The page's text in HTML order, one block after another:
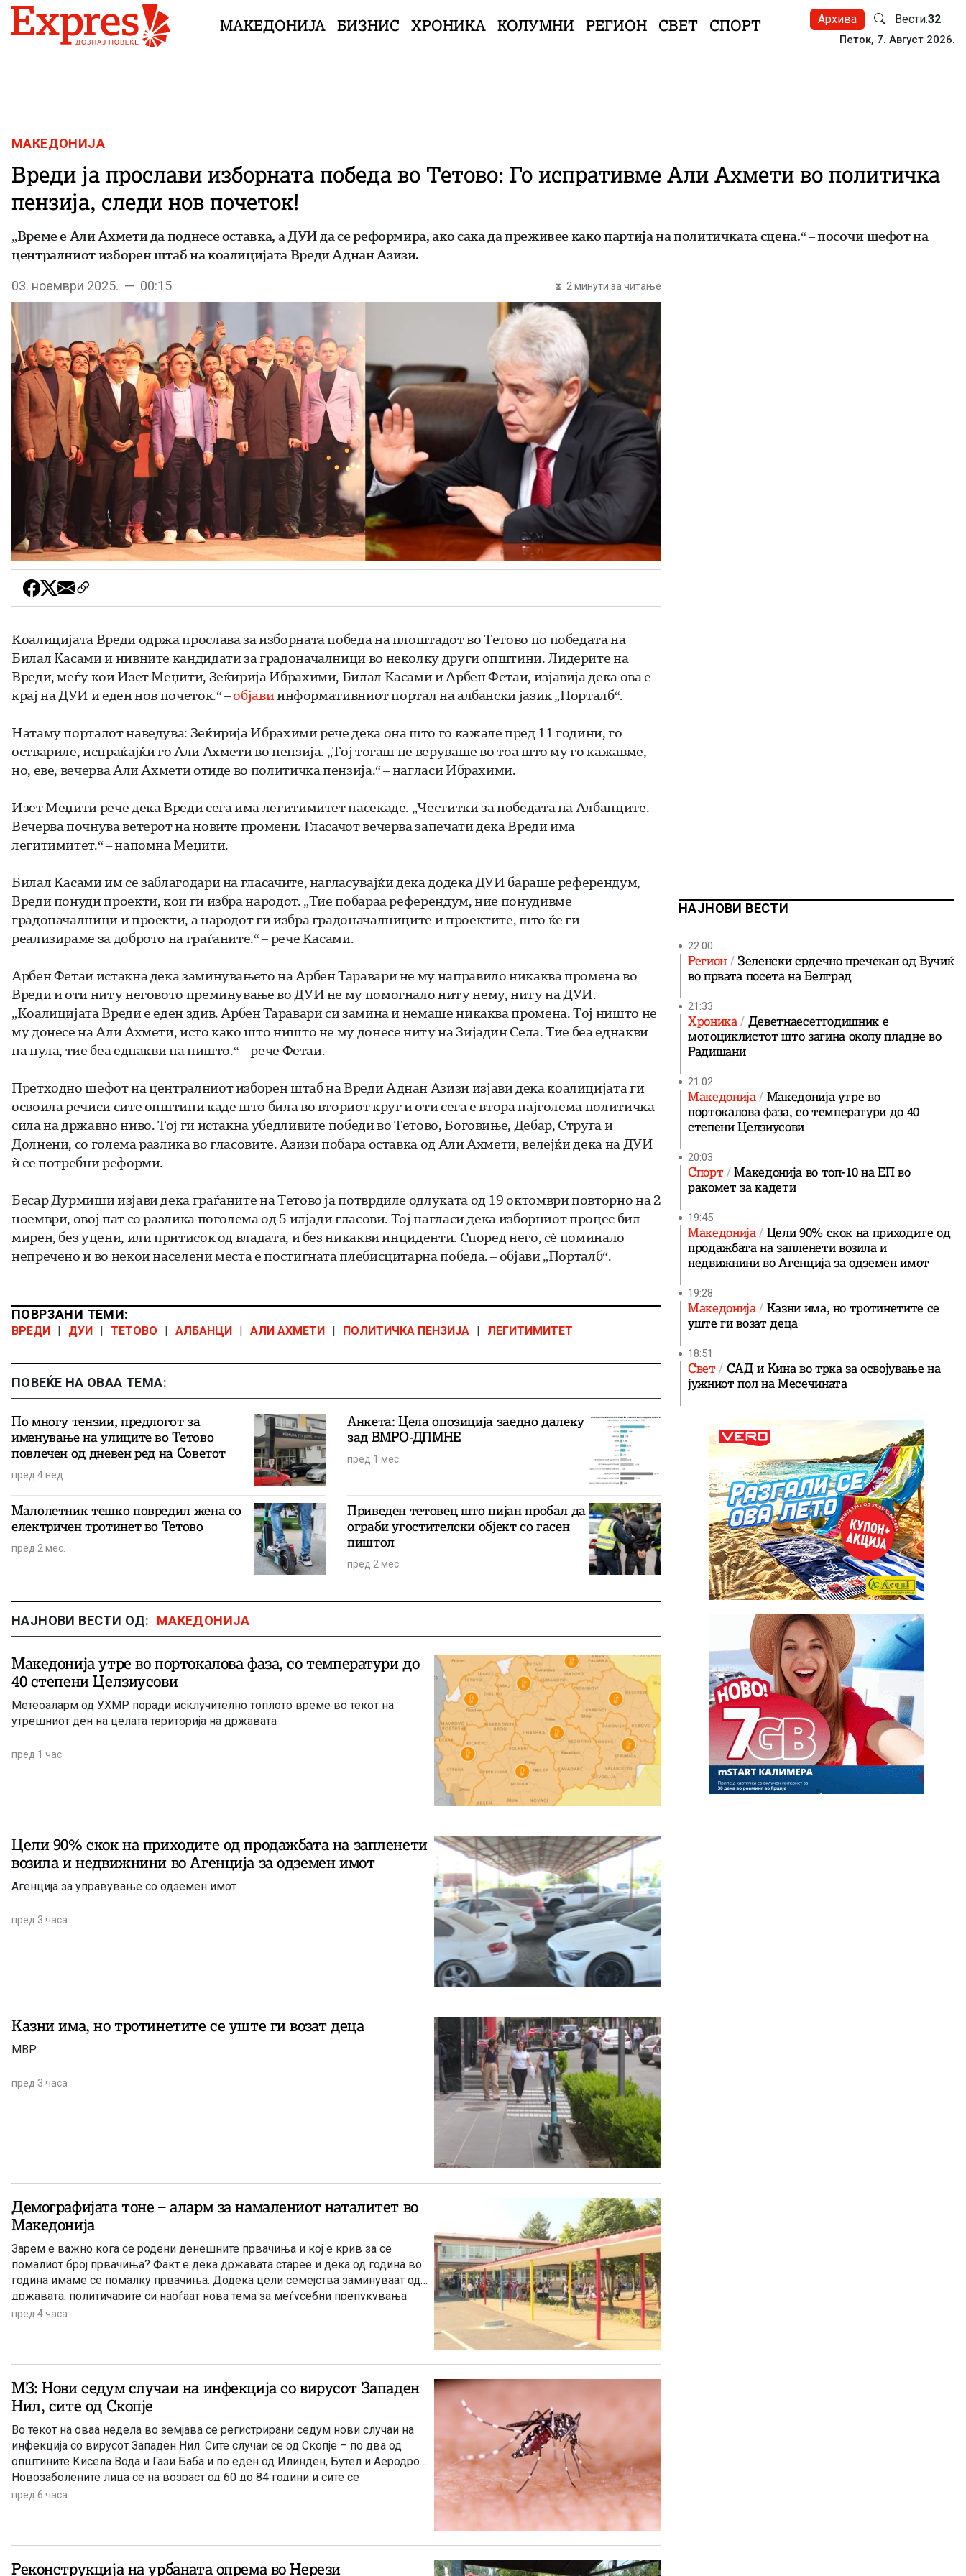
Skip to content
МАКЕДОНИЈА БИЗНИС ХРОНИКА КОЛУМНИ РЕГИОН СВЕТ СПОРТ Архива Вести:32
Петок, 7. Август 2026.
МАКЕДОНИЈА
Вреди ја прослави изборната победа во Тетово: Го испративме Али Ахмети во политичка
пензија, следи нов почеток!
„Време е Али Ахмети да поднесе оставка, а ДУИ да се реформира, ако сака да преживее како партија на политичката сцена.“ – посочи шефот на
централниот изборен штаб на коалицијата Вреди Аднан Азизи.
03. ноември 2025. — 00:15 2 минути за читање
Коалицијата Вреди одржа прослава за изборната победа на плоштадот во Тетово по победата на
Билал Касами и нивните кандидати за градоначалници во неколку други општини. Лидерите на
Вреди, меѓу кои Изет Меџити, Зеќирија Ибрахими, Билал Касами и Арбен Фетаи, изјавија дека ова е
крај на ДУИ и еден нов почеток.“ –објавиинформативниот портал на албански јазик „Порталб“.
Натаму порталот наведува: Зеќирија Ибрахими рече дека она што го кажале пред 11 години, го
оствариле, испраќајќи го Али Ахмети во пензија. „Тој тогаш не веруваше во тоа што му го кажавме,
но, еве, вечерва Али Ахмети отиде во политичка пензија.“ – нагласи Ибрахими.
Изет Меџити рече дека Вреди сега има легитимитет насекаде. „Честитки за победата на Албанците.
Вечерва почнува ветерот на новите промени. Гласачот вечерва запечати дека Вреди има
легитимитет.“ – напомна Меџити.
Билал Касами им се заблагодари на гласачите, нагласувајќи дека додека ДУИ бараше референдум,
Вреди понуди проекти, кои ги избра народот. „Тие побараа референдум, ние понудивме
градоначалници и проекти, а народот ги избра градоначалниците и проектите, што ќе ги
реализираме за доброто на граѓаните.“ – рече Касами.
Арбен Фетаи истакна дека заминувањето на Арбен Таравари не му направило никаква промена во
Вреди и оти ниту неговото преминување во ДУИ не му помогнало ниту нему, ниту на ДУИ.
„Коалицијата Вреди е еден здив. Арбен Таравари си замина и немаше никаква промена. Тој ништо не
му донесе на Али Ахмети, исто како што ништо не му донесе ниту на Зијадин Села. Тие беа еднакви
на нула, тие беа еднакви на ништо.“ – рече Фетаи.
Претходно шефот на централниот изборен штаб на Вреди Аднан Азизи изјави дека коалицијата ги
освоила речиси сите општини каде што била во вториот круг и оти сега е втора најголема политичка
сила на државно ниво. Тој ги истакна убедливите победи во Тетово, Боговиње, Дебар, Струга и
Долнени, со голема разлика во гласовите. Азизи побара оставка од Али Ахмети, велејќи дека на ДУИ
ѝ се потребни реформи.
Бесар Дурмиши изјави дека граѓаните на Тетово ја потврдиле одлуката од 19 октомври повторно на 2
ноември, овој пат со разлика поголема од 5 илјади гласови. Тој нагласи дека изборниот процес бил
мирен, без уцени, или притисок од владата, и без никакви инциденти. Според него, сè поминало
непречено и во некои населени места е постигната плебисцитарна победа. – објави „Порталб“.
ПОВРЗАНИ ТЕМИ:
ВРЕДИ ДУИ ТЕТОВО АЛБАНЦИ АЛИ АХМЕТИ ПОЛИТИЧКА ПЕНЗИЈА ЛЕГИТИМИТЕТ
ПОВЕЌЕ НА ОВАА ТЕМА:
По многу тензии, предлогот за
именување на улиците во Тетово
повлечен од дневен ред на Советот
пред 4 нед.
Анкета: Цела опозиција заедно далеку
зад ВМРО-ДПМНЕ
пред 1 мес.
Малолетник тешко повредил жена со
електричен тротинет во Тетово
пред 2 мес.
Приведен тетовец што пијан пробал да
ограби угостителски објект со гасен
пиштол
пред 2 мес.
НАЈНОВИ ВЕСТИ ОД: МАКЕДОНИЈА
Македонија утре во портокалова фаза, со температури до
40 степени Целзиусови
Метеоаларм од УХМР поради исклучително топлото време во текот на
утрешниот ден на целата територија на државата
пред 1 час
Цели 90% скок на приходите од продажбата на запленети
возила и недвижнини во Агенција за одземен имот
Агенција за управување со одземен имот
пред 3 часа
Казни има, но тротинетите се уште ги возат деца
МВР
пред 3 часа
Демографијата тоне – аларм за намалениот наталитет во
Македонија
Зарем е важно кога се родени денешните првачиња и кој е крив за се
помалиот број првачиња? Факт е дека државата старее и дека од година во
година имаме се помалку првачиња. Додека цели семејства заминуваат од
државата, политичарите си наоѓаат нова тема за меѓусебни препукувања
наместо да донесат итни мерки за да се спречи одливот на млади.
пред 4 часа
МЗ: Нови седум случаи на инфекција со вирусот Западен
Нил, сите од Скопје
Во текот на оваа недела во земјава се регистрирани седум нови случаи на
инфекција со вирусот Западен Нил. Сите случаи се од Скопје – по два од
општините Кисела Вода и Гази Баба и по еден од Илинден, Бутел и Аеродром.
Новозаболените лица се на возраст од 60 до 84 години и сите се
хоспитализирани, информираа попладнево од Министерството за здравство.
пред 6 часа
Реконструкција на урбаната опрема во Нерези
НАЈНОВИ ВЕСТИ
22:00
Регион
Зеленски срдечно пречекан од Вучиќ
во првата посета на Белград
21:33
Хроника Деветнаесетгодишник е
мотоциклистот што загина околу пладне во
Радишани
21:02
Македонија Македонија утре во
портокалова фаза, со температури до 40
степени Целзиусови
20:03
Спорт
Македонија во топ-10 на ЕП во
ракомет за кадети
19:45
Македонија Цели 90% скок на приходите од
продажбата на запленети возила и
недвижнини во Агенција за одземен имот
19:28
Македонија Казни има, но тротинетите се
уште ги возат деца
18:51
Свет САД и Кина во трка за освојување на
јужниот пол на Месечината